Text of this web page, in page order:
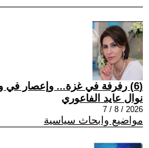
(6) رفرفة في غزة... وإعصار في واشنطن
نوال عايد الفاعوري
2026 / 8 / 7
مواضيع وابحاث سياسية